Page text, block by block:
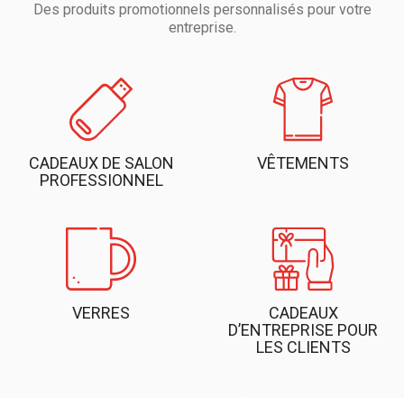
Des produits promotionnels personnalisés pour votre
entreprise.
CADEAUX DE SALON
PROFESSIONNEL
VÊTEMENTS
VERRES
CADEAUX
D’ENTREPRISE POUR
LES CLIENTS